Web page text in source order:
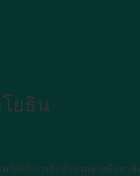
ยธิน
ห้บริการรับจำนำอย่างมืออาชี